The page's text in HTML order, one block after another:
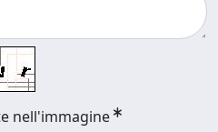
nell'immagine